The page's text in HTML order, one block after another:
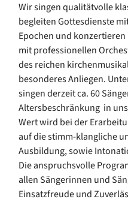
Wir singen qualitätvolle
begleiten Gottesdienste
Epochen und
mit professionellen
des reichen
besonderes Anliegen.
singen derzeit ca. 60
Altersbeschränkung in
Wert wird bei der
auf die stimm-klangliche
Ausbildung, sowie
Die anspruchsvolle
allen Sängerinnen und
Einsatzfreude und